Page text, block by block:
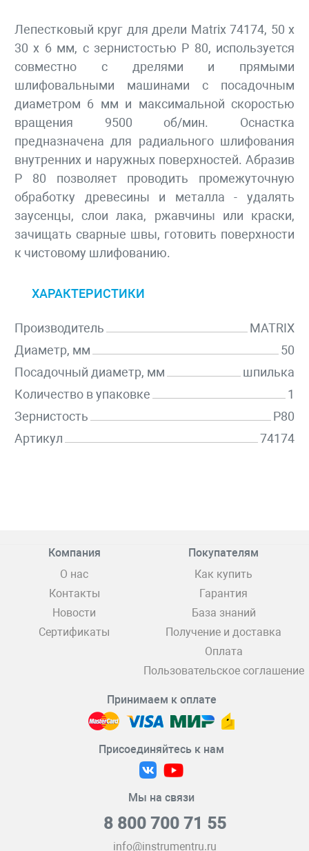
Лепестковый круг для дрели Matrix 74174, 50 х
30 х 6 мм, с зернистостью P 80, используется
совместно с дрелями и прямыми
шлифовальными машинами с посадочным
диаметром 6 мм и максимальной скоростью
вращения 9500 об/мин. Оснастка
предназначена для радиального шлифования
внутренних и наружных поверхностей. Абразив
P 80 позволяет проводить промежуточную
обработку древесины и металла - удалять
заусенцы, слои лака, ржавчины или краски,
зачищать сварные швы, готовить поверхности
к чистовому шлифованию.
ХАРАКТЕРИСТИКИ
Производитель
MATRIX
Диаметр, мм
50
Посадочный диаметр, мм
шпилька
Количество в упаковке
1
Зернистость
P80
Артикул
74174
Компания
О нас
Контакты
Новости
Сертификаты
Покупателям
Как купить
Гарантия
База знаний
Получение и доставка
Оплата
Пользовательское соглашение
Принимаем к оплате
Присоединяйтесь к нам
Мы на связи
8 800 700 71 55
info@instrumentru.ru